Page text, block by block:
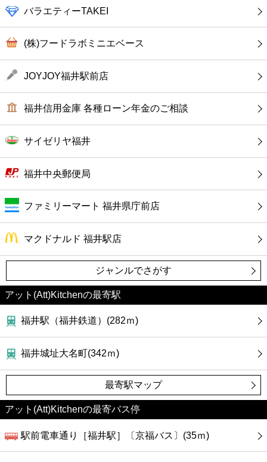
病院
ホテル
バラエティーTAKEI
(株)フードラボミニエベース
JOYJOY福井駅前店
福井信用金庫 各種ローン年金のご相談
サイゼリヤ福井
福井中央郵便局
ファミリーマート 福井県庁前店
マクドナルド 福井駅店
ジャンルでさがす
アット(Att)Kitchenの最寄駅
福井駅（福井鉄道）(282ｍ)
福井城址大名町(342ｍ)
最寄駅マップ
アット(Att)Kitchenの最寄バス停
駅前電車通り［福井駅］〔京福バス〕(35ｍ)